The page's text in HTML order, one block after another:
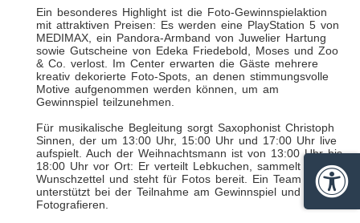
Ein besonderes Highlight ist die Foto-Gewinnspielaktion
mit attraktiven Preisen: Es werden eine PlayStation 5 von
MEDIMAX, ein Pandora-Armband von Juwelier Hartung
sowie Gutscheine von Edeka Friedebold, Moses und Zoo
& Co. verlost. Im Center erwarten die Gäste mehrere
kreativ dekorierte Foto-Spots, an denen stimmungsvolle
Motive aufgenommen werden können, um am
Gewinnspiel teilzunehmen.
Für musikalische Begleitung sorgt Saxophonist Christoph
Sinnen, der um 13:00 Uhr, 15:00 Uhr und 17:00 Uhr live
aufspielt. Auch der Weihnachtsmann ist von 13:00 Uhr bis
18:00 Uhr vor Ort: Er verteilt Lebkuchen, sammelt
Wunschzettel und steht für Fotos bereit. Ein Team
unterstützt bei der Teilnahme am Gewinnspiel und beim
Fotografieren.